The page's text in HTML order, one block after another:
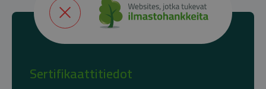
Sertifikaattitiedot